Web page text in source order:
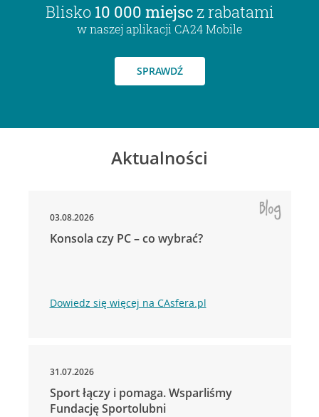
Blisko 10 000 miejsc z rabatami
w naszej aplikacji CA24 Mobile
SPRAWDŹ
Aktualności
03.08.2026
Konsola czy PC – co wybrać?
Dowiedz się więcej na CAsfera.pl
31.07.2026
Sport łączy i pomaga. Wsparliśmy
Fundację Sportolubni